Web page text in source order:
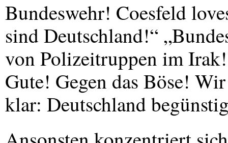
Bundeswehr! Coesfeld
sind Deutschland!“
von Polizeitruppen im
Gute! Gegen das Böse!
klar: Deutschland